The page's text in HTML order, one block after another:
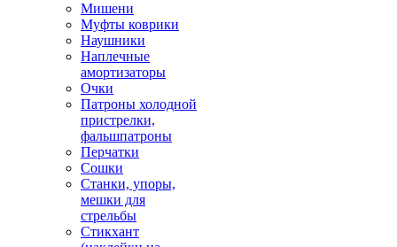
Мишени
Муфты коврики
Наушники
Наплечные
амортизаторы
Очки
Патроны холодной
пристрелки,
фальшпатроны
Перчатки
Сошки
Станки, упоры,
мешки для
стрельбы
Стикхант